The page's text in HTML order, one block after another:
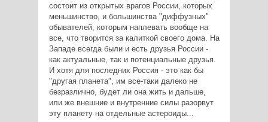
состоит из открытых врагов России, которых
меньшинство, и большинства "диффузных"
обывателей, которым наплевать вообще на
все, что творится за калиткой своего дома. На
Западе всегда были и есть друзья России -
как актуальные, так и потенциальные друзья.
И хотя для последних Россия - это как бы
"другая планета", им все-таки далеко не
безразлично, будет ли она жить и дальше,
или же внешние и внутренние силы разорвут
эту планету на отдельные астероиды...